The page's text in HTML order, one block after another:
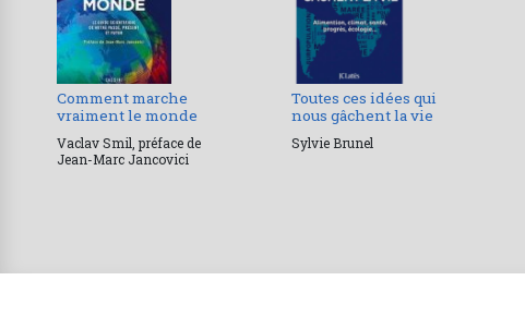
Comment marche
vraiment le monde
Vaclav Smil, préface de
Jean-Marc Jancovici
Toutes ces idées qui
nous gâchent la vie
Sylvie Brunel